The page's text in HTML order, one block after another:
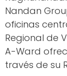
Nandan
oficinas
Regional de
A-Ward
través de su